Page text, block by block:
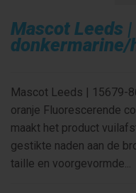
Mascot Leeds
Mascot Leeds | 15679-
oranje Fluorescerende
maakt het product
gestikte naden aan de
taille en voorgevormde...